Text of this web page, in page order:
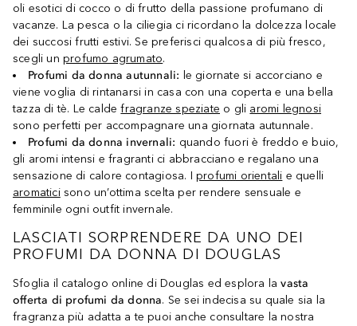
oli esotici di cocco o di frutto della passione profumano di
vacanze. La pesca o la ciliegia ci ricordano la dolcezza locale
dei succosi frutti estivi. Se preferisci qualcosa di più fresco,
scegli unprofumo agrumato.
Profumi da donna autunnali: le giornate si accorciano e
viene voglia di rintanarsi in casa con una coperta e una bella
tazza di tè. Le caldefragranze speziate o gli aromi legnosi
sono perfetti per accompagnare una giornata autunnale.
Profumi da donna invernali: quando fuori è freddo e buio,
gli aromi intensi e fragranti ci abbracciano e regalano una
sensazione di calore contagiosa. I profumi orientali e quelli
aromaticisono un’ottima scelta per rendere sensuale e
femminile ogni outfit invernale.
LASCIATI SORPRENDERE DA UNO DEI
PROFUMI DA DONNA DI DOUGLAS
Sfoglia il catalogo online di Douglas ed esplora lavasta
offerta di profumi da donna. Se sei indecisa su quale sia la
fragranza più adatta a te puoi anche consultare la nostra